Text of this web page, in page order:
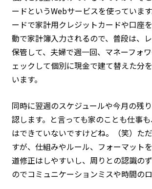
ードというWebサービスを使っていま
ードで家計用クレジットカードや口座
動で家計簿入力されるので、普段は、
保管して、夫婦で週一回、マネーフォ
ェックして個別に現金で建て替えた分
います。
同時に翌週のスケジュールや今月の残
認します。と言っても家のことも仕事
はできていないですけどね。（笑）た
すが、仕組みやルール、フォーマット
道修正はしやすいし、周りとの認識の
のでコミュニケーションミスや時間のロ